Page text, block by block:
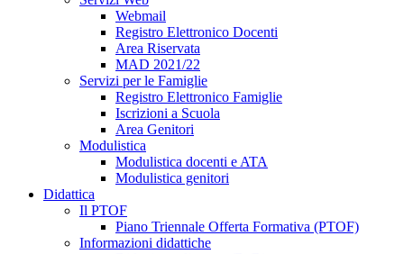
Webmail
Registro Elettronico Docenti
Area Riservata
MAD 2021/22
Servizi per le Famiglie
Registro Elettronico Famiglie
Iscrizioni a Scuola
Area Genitori
Modulistica
Modulistica docenti e ATA
Modulistica genitori
Didattica
Il PTOF
Piano Triennale Offerta Formativa (PTOF)
Informazioni didattiche